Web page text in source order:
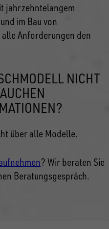
jahrzehntelangem
im Bau von
Anforderungen den
NICHT
über alle Modelle.
? Wir beraten Sie
Beratungsgespräch.